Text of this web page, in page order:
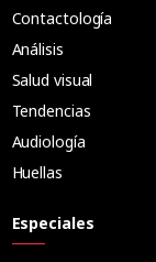
Contactología
Análisis
Salud visual
Tendencias
Audiología
Huellas
Especiales